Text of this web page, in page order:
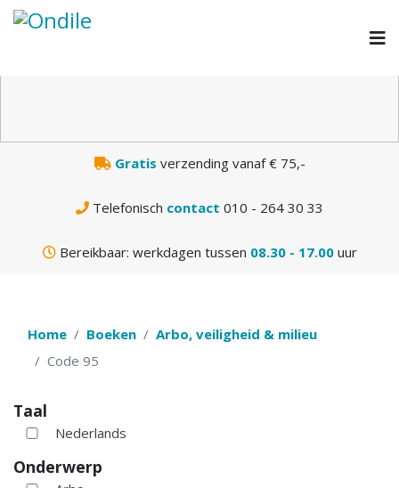
Gratis verzending vanaf € 75,-
Telefonisch contact 010 - 264 30 33
Bereikbaar: werkdagen tussen 08.30 - 17.00uur
Home Boeken
Arbo, veiligheid & milieu
Code 95
Taal
Nederlands
Onderwerp